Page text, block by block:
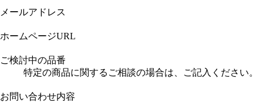
メールアドレス
ホームページURL
ご検討中の品番
特定の商品に関するご相談の場合は、ご記入ください。
お問い合わせ内容